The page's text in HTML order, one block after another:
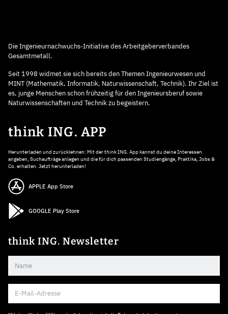
Die Ingenieurnachwuchs-Initiative des Arbeitgeberverbandes
Gesamtmetall.
Seit 1998 widmet sie sich bereits den Themen Ingenieurwesen und
MINT (Mathematik, Informatik, Naturwissenschaft, Technik). Ihr Ziel ist
es, junge Menschen schon frühzeitig für den Ingenieursberuf sowie
Naturwissenschaften und Technik zu begeistern.
think ING. APP
Herunterladen und zurücklehnen: Mit der think ING. App kannst du deine Interessen
angeben, Suchaufträge anlegen und die für dich passenden Studiengänge, Praktika, Jobs &
Co. erhalten. Jetzt herunterladen!
APPLE App Store
GOOGLE Play Store
think ING. Newsletter